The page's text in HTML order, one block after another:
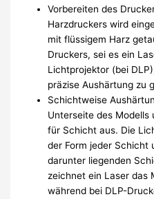
Vorbereiten des
Harzdruckers wird
mit flüssigem Harz
Druckers, sei es ein
Lichtprojektor (bei
präzise Aushärtung zu
Schichtweise
Unterseite des
für Schicht aus. Die
der Form jeder Schicht
darunter liegenden
zeichnet ein Laser das
während bei DLP-